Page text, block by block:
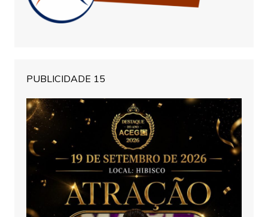
PUBLICIDADE 15